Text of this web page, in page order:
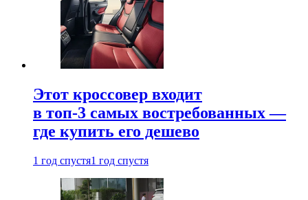
Этот кроссовер входит
в топ-3 самых востребованных —
где купить его дешево
1 год спустя1 год спустя